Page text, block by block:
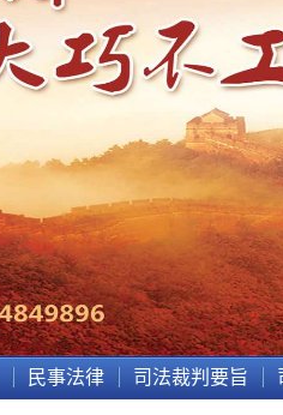
民事法律 司法裁判要旨